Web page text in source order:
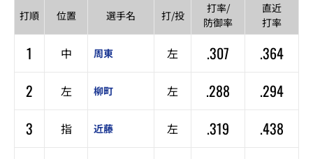
打順 位置 選手名 打/投
打率/
防御率
直近
打率
1 中 周東 左 .307
.364
2
左 柳町 左 .288
.294
3
指 近藤 左 .319
.438